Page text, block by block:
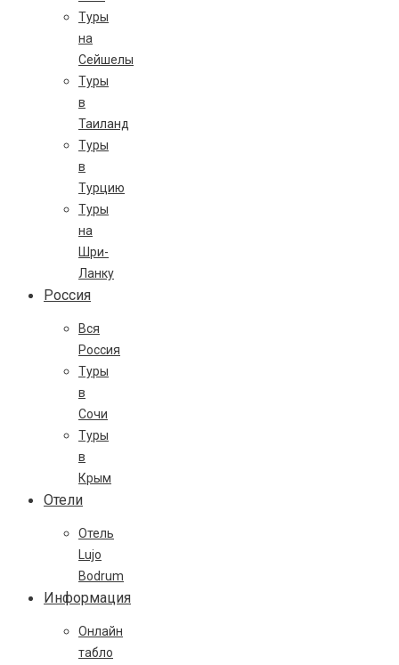
Туры
на
Сейшелы
Туры
в
Таиланд
Туры
в
Турцию
Туры
на
Шри-
Ланку
Россия
Вся
Россия
Туры
в
Сочи
Туры
в
Крым
Отели
Отель
Lujo
Bodrum
Информация
Онлайн
табло